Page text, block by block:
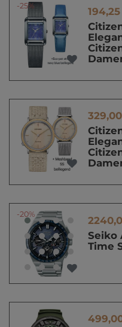
-25%
-20%
Seiko
Time